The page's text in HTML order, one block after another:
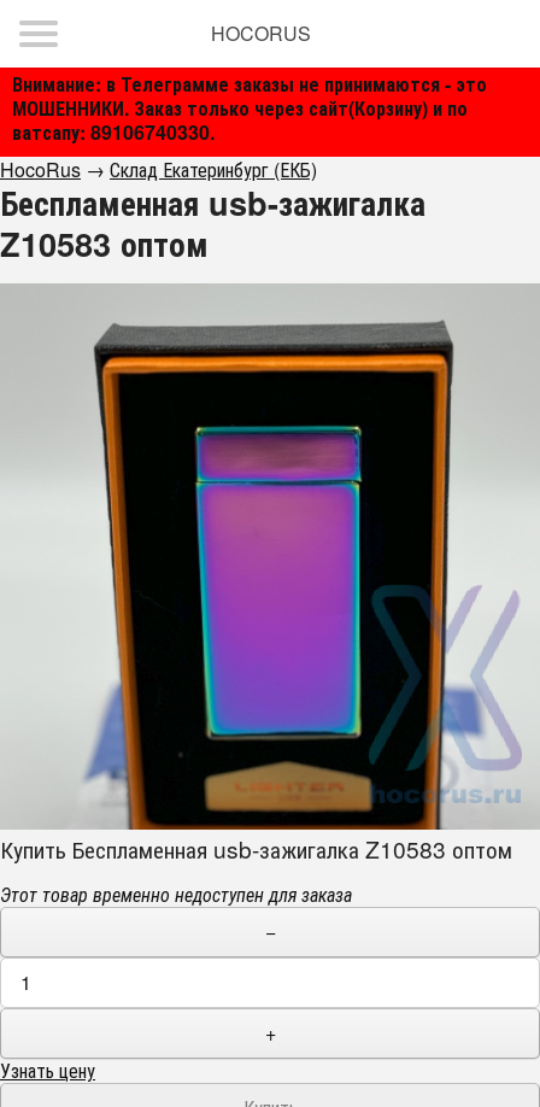
Внимание: в Телеграмме заказы не принимаются - это
МОШЕННИКИ. Заказ только через сайт(Корзину) и по
ватсапу: 89106740330.
HOCORUS
HocoRus → Склад Екатеринбург (ЕКБ)
Беспламенная usb-зажигалка
Z10583 оптом
Купить Беспламенная usb-зажигалка Z10583 оптом
Этот товар временно недоступен для заказа
−
+
Узнать цену